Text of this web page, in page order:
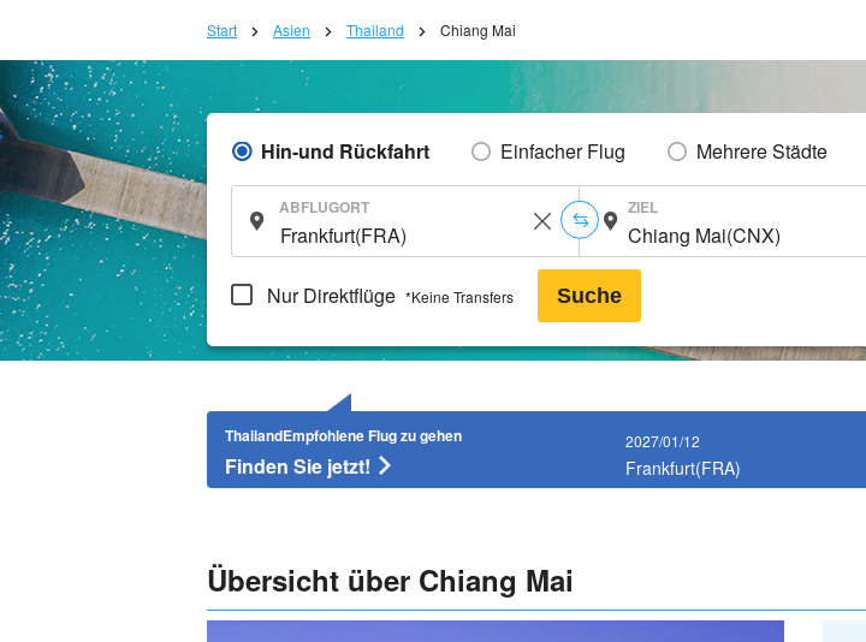
Start Asien Thailand Chiang Mai
Hin-und Rückfahrt Einfacher Flug Mehrere Städte
ABFLUGORT ZIEL
Nur Direktflüge *Keine Transfers Suche
ThailandEmpfohlene Flug zu gehen
Finden Sie jetzt!
2027/01/12
Frankfurt(FRA)
Übersicht über Chiang Mai